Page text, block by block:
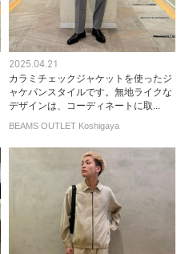
2025.04.21
カラミチェックジャケットを使ったジ
ャケパンスタイルです。無地ライクな
デザインは、コーディネートに取...
BEAMS OUTLET Koshigaya